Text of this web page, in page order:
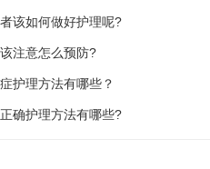
该如何做好护理呢?
注意怎么预防?
护理方法有哪些？
确护理方法有哪些?